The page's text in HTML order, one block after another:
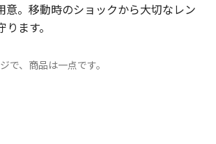
意。移動時のショックから大切なレン
ます。
で、商品は一点です。